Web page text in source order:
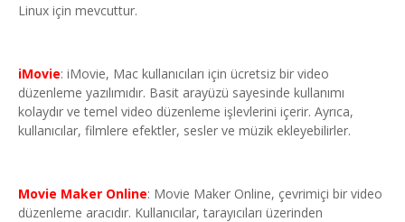
Linux için mevcuttur.
iMovie: iMovie, Mac kullanıcıları için ücretsiz bir video
düzenleme yazılımıdır. Basit arayüzü sayesinde kullanımı
kolaydır ve temel video düzenleme işlevlerini içerir. Ayrıca,
kullanıcılar, filmlere efektler, sesler ve müzik ekleyebilirler.
Movie Maker Online: Movie Maker Online, çevrimiçi bir video
düzenleme aracıdır. Kullanıcılar, tarayıcıları üzerinden